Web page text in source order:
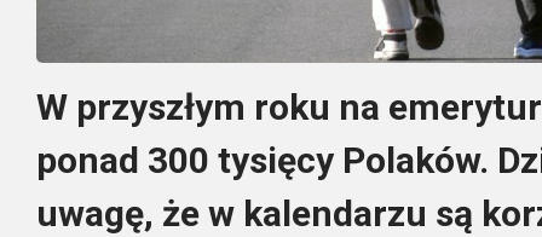
W przyszłym roku na
ponad 300 tysięcy Polaków.
uwagę, że w kalendarzu są